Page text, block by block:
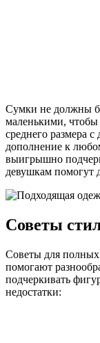
Сумки не должны
маленькими, чтобы
среднего размера
дополнение к
выигрышно
девушкам
Советы
Советы для
помогают
подчеркивать
недостатки: